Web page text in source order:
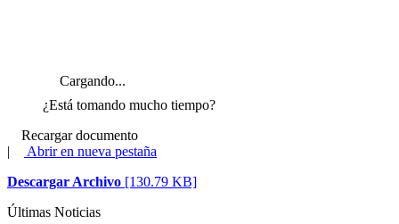
Cargando...
¿Está tomando mucho tiempo?
Recargar documento
|
Abrir en nueva pestaña
Descargar Archivo [130.79 KB]
Últimas Noticias